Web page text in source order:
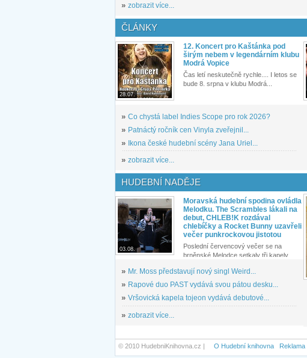
» zobrazit více...
ČLÁNKY
28.07.
12. Koncert pro Kaštánka pod
širým nebem v legendárním klubu
Modrá Vopice
Čas letí neskutečně rychle.... I letos se
bude 8. srpna v klubu Modrá...
» Co chystá label Indies Scope pro rok 2026?
» Patnáctý ročník cen Vinyla zveřejnil...
» Ikona české hudební scény Jana Uriel...
» zobrazit více...
HUDEBNÍ NADĚJE
03.08.
Moravská hudební spodina ovládla
Melodku. The Scrambles lákali na
debut, CHLEB!K rozdával
chlebíčky a Rocket Bunny uzavřeli
večer punkrockovou jistotou
Poslední červencový večer se na
brněnské Melodce setkaly tři kapely...
» Mr. Moss představují nový singl Weird...
» Rapové duo PAST vydává svou pátou desku...
» Vršovická kapela tojeon vydává debutové...
» zobrazit více...
© 2010 HudebniKnihovna.cz | O Hudební knihovna Reklama